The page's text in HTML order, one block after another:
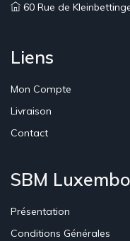
60 Rue de
Liens
Mon Compte
Livraison
Contact
SBM
Présentation
Conditions Générales